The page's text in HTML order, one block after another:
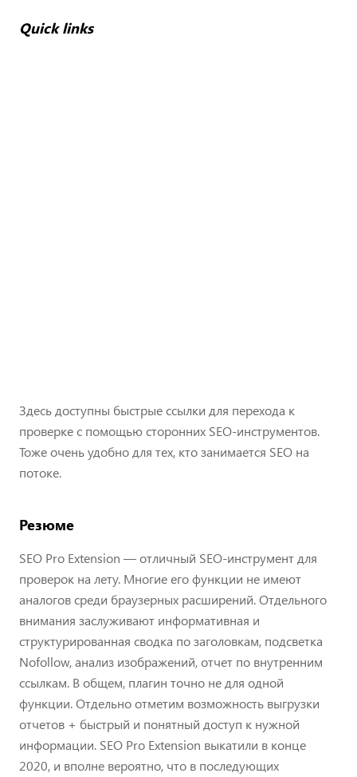
Quick links
Здесь доступны быстрые ссылки для перехода к
проверке с помощью сторонних SEO-инструментов.
Тоже очень удобно для тех, кто занимается SEO на
потоке.
Резюме
SEO Pro Extension — отличный SEO-инструмент для
проверок на лету. Многие его функции не имеют
аналогов среди браузерных расширений. Отдельного
внимания заслуживают информативная и
структурированная сводка по заголовкам, подсветка
Nofollow, анализ изображений, отчет по внутренним
ссылкам. В общем, плагин точно не для одной
функции. Отдельно отметим возможность выгрузки
отчетов + быстрый и понятный доступ к нужной
информации. SEO Pro Extension выкатили в конце
2020, и вполне вероятно, что в последующих